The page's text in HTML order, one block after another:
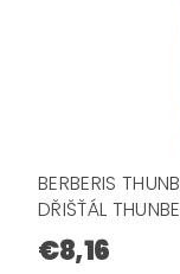
BERBERIS
DŘIŠŤÁL
€8,16